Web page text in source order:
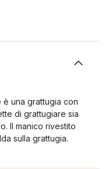
una grattugia con
di grattugiare sia
Il manico rivestito
sulla grattugia.